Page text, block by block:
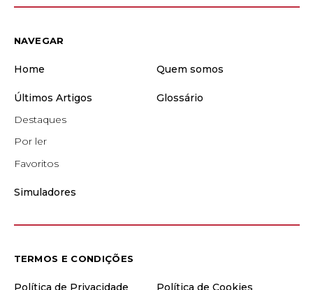
NAVEGAR
Home Quem somos
Últimos Artigos
Destaques
Por ler
Favoritos
Glossário
Simuladores
TERMOS E CONDIÇÕES
Política de Privacidade Política de Cookies